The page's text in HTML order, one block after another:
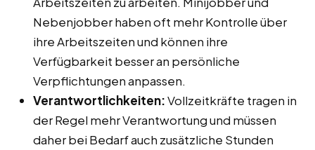
Nebenjobber haben oft mehr Kontrolle über
ihre Arbeitszeiten und können ihre
Verfügbarkeit besser an persönliche
Verpflichtungen anpassen.
Verantwortlichkeiten:Vollzeitkräfte tragen in
der Regel mehr Verantwortung und müssen
daher bei Bedarf auch zusätzliche Stunden